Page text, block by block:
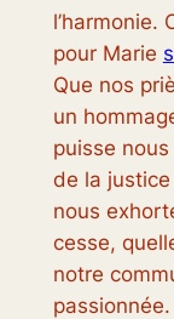
l’harmonie.
pour Marie
Que nos
un
puisse
de la justice
nous
cesse,
notre